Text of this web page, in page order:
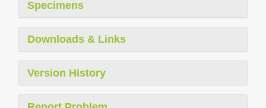
Specimens
Downloads & Links
Version History